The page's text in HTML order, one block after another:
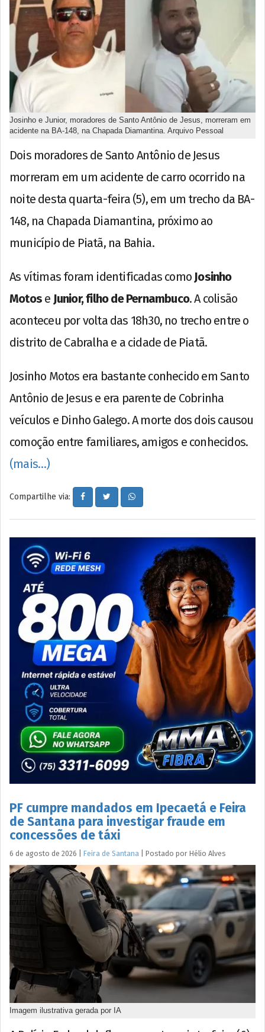
Josinho e Junior, moradores de Santo Antônio de Jesus, morreram em
acidente na BA-148, na Chapada Diamantina. Arquivo Pessoal
Dois moradores de Santo Antônio de Jesus
morreram em um acidente de carro ocorrido na
noite desta quarta-feira (5), em um trecho da BA-
148, na Chapada Diamantina, próximo ao
município de Piatã, na Bahia.
As vítimas foram identificadas como Josinho
Motos e Junior, filho de Pernambuco. A colisão
aconteceu por volta das 18h30, no trecho entre o
distrito de Cabralha e a cidade de Piatã.
Josinho Motos era bastante conhecido em Santo
Antônio de Jesus e era parente de Cobrinha
veículos e Dinho Galego. A morte dos dois causou
comoção entre familiares, amigos e conhecidos.
(mais…)
Compartilhe via:
PF cumpre mandados em Ipecaetá e Feira
de Santana para investigar fraude em
concessões de táxi
6 de agosto de 2026 Feira de Santana Postado por Hélio Alves
Imagem ilustrativa gerada por IA